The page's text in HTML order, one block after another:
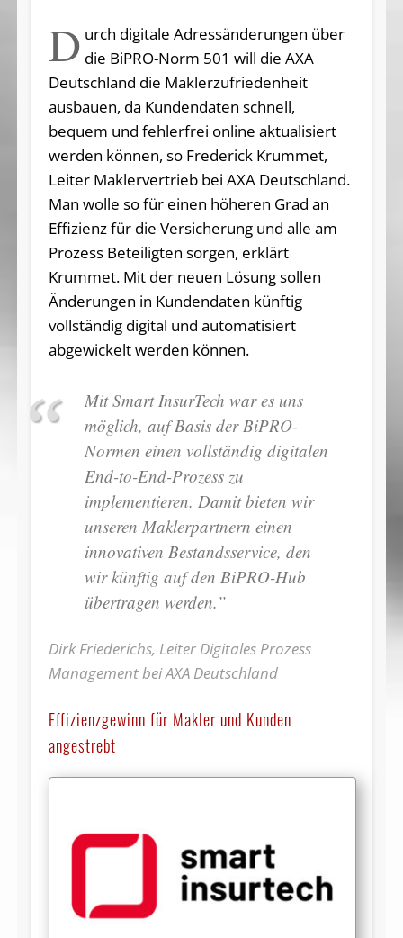
D urch digitale Adressänderungen über
die BiPRO-Norm 501 will die AXA
Deutschland die Maklerzufriedenheit
ausbauen, da Kundendaten schnell,
bequem und fehlerfrei online aktualisiert
werden können, so Frederick Krummet,
Leiter Maklervertrieb bei AXA Deutschland.
Man wolle so für einen höheren Grad an
Effizienz für die Versicherung und alle am
Prozess Beteiligten sorgen, erklärt
Krummet. Mit der neuen Lösung sollen
Änderungen in Kundendaten künftig
vollständig digital und automatisiert
abgewickelt werden können.
Mit Smart InsurTech war es uns
möglich, auf Basis der BiPRO-
Normen einen vollständig digitalen
End-to-End-Prozess zu
implementieren. Damit bieten wir
unseren Maklerpartnern einen
innovativen Bestandsservice, den
wir künftig auf den BiPRO-Hub
übertragen werden.”
Dirk Friederichs, Leiter Digitales Prozess
Management bei AXA Deutschland
Effizienzgewinn für Makler und Kunden
angestrebt